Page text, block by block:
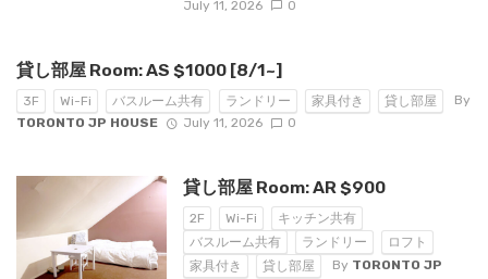
July 11, 2026 0
貸し部屋 Room: AS $1000 [8/1~]
3F Wi-Fi バスルーム共有 ランドリー 家具付き 貸し部屋
By
TORONTO JP HOUSE
July 11, 2026 0
貸し部屋 Room: AR $900
2F Wi-Fi
キッチン共有
バスルーム共有
ランドリー
ロフト
家具付き
貸し部屋 By TORONTO JP